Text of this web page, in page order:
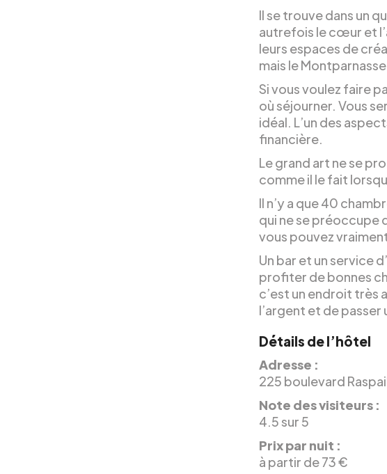
Il se trouve dans un
autrefois le cœur et
leurs espaces de
mais le
Si vous voulez faire
où séjourner. Vous
idéal. L’un des
financière.
Le grand art ne se
comme il le fait
Il n’y a que 40
qui ne se préoccupe
vous pouvez
Un bar et un service
profiter de bonnes
c’est un endroit très
l’argent et de passer
Détails de l’hôtel
Adresse :
225 boulevard
Note des visiteurs :
4.5 sur 5
Prix par nuit :
à partir de 73 €